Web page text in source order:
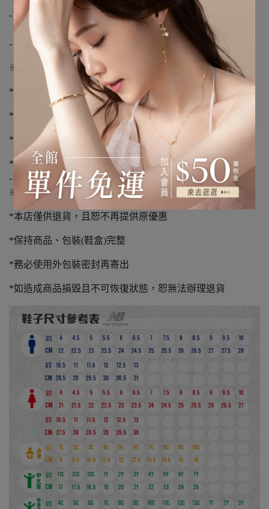
-
【優尼聖運動聯盟】
-
※購物須知※
*下單前請先詢問庫存，下單後3-5個工作天到貨
*不提供外島宅配服務
*如有溢膠、編織顏色不同、新品氣味不屬瑕疵範圍
*請您確認購買再下單，避免浪費資源
-
※退貨須知※
*本店僅供退貨，且恕不再提供原優惠
*保持商品、包裝(鞋盒)完整
*務必使用外包裝密封再寄出
*如造成商品損毀且不可恢復狀態，恕無法辦理退貨